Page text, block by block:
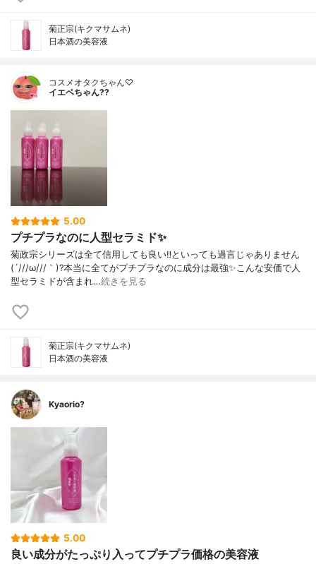
菊正宗(キクマサムネ)
日本酒の美容液
コスメオタクちゃん♡
イエベちゃん??
5.00
プチプラなのに人型セラミド✨
菊政宗シリーズは全て信用しても良い‼️といっても過言じゃありません
(´///ω///｀)?本当に全てがプチプラなのに成分は最強✨こんな安価で人
型セラミドが含まれ…続きを見る
菊正宗(キクマサムネ)
日本酒の美容液
Kyaorio?
5.00
良い成分がたっぷり入ってプチプラ価格の美容液